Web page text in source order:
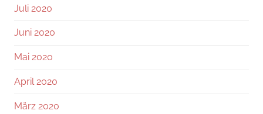
Juli 2020
Juni 2020
Mai 2020
April 2020
März 2020